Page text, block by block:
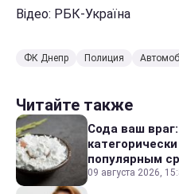
Відео: РБК-Україна
ФК Днепр Полиция
Читайте также
Сода ваш
популярным
09 августа 2026,